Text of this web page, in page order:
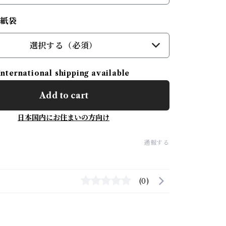
袋
選択する（必須）
shipping available
Add to cart
日本国内にお住まいの方向け
通報する
(0)